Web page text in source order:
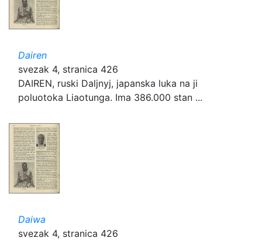
Dairen
svezak 4, stranica 426
DAIREN, ruski Daljnyj, japanska luka na ji
poluotoka Liaotunga. Ima 386.000 stan ...
Daiwa
svezak 4, stranica 426